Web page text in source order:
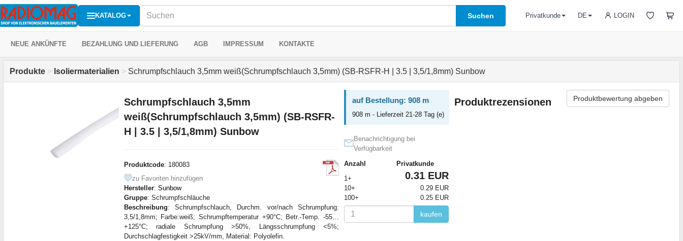
KATALOG Suchen LOGIN
Privatkunde DE
NEUE ANKÜNFTE BEZAHLUNG UND LIEFERUNG AGB IMPRESSUM KONTAKTE
Produkte > Isoliermaterialien > Schrumpfschlauch 3,5mm weiß(Schrumpfschlauch 3,5mm) (SB-RSFR-H | 3.5 | 3,5/1,8mm) Sunbow
Schrumpfschlauch 3,5mm
weiß(Schrumpfschlauch 3,5mm) (SB-RSFR-
H | 3.5 | 3,5/1,8mm) Sunbow
Produktcode: 180083
zu Favoriten hinzufügen
Hersteller: Sunbow
Gruppe: Schrumpfschläuche
Beschreibung: Schrumpfschlauch, Durchm. vor/nach Schrumpfung:
3,5/1,8mm; Farbe:weiß; Schrumpftemperatur +90°C; Betr.-Temp. -55…
+125°C; radiale Schrumpfung >50%, Längsschrumpfung <5%;
Durchschlagfestigkeit >25kV/mm, Material: Polyolefin.
auf Bestellung: 908 m
908 m - Lieferzeit 21-28 Tag (e)
Benachrichtigung bei
Verfügbarkeit
Anzahl
Privatkunde
1+
0.31 EUR
10+
0.29 EUR
100+
0.25 EUR
kaufen
Produktrezensionen Produktbewertung abgeben